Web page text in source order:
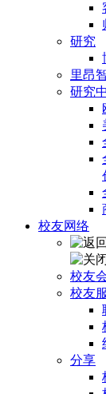
研究
里昂
研究
校友网络
校友
校友
分享